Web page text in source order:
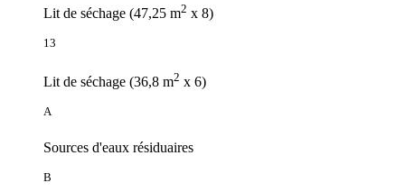
Lit de séchage (47,25 m2 x 8)
13
Lit de séchage (36,8 m2 x 6)
A
Sources d'eaux résiduaires
B